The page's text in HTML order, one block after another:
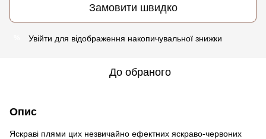
Замовити швидко
Увійти для відображення накопичувальної знижки
До обраного
Опис
Яскраві плями цих незвичайно ефектних яскраво-червоних